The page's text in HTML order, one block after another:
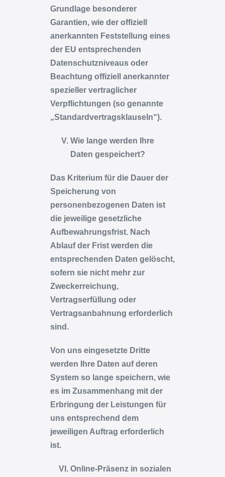
Grundlage besonderer
Garantien, wie der offiziell
anerkannten Feststellung eines
der EU entsprechenden
Datenschutzniveaus oder
Beachtung offiziell anerkannter
spezieller vertraglicher
Verpflichtungen (so genannte
„Standardvertragsklauseln“).
Wie lange werden Ihre
Daten gespeichert?
Das Kriterium für die Dauer der
Speicherung von
personenbezogenen Daten ist
die jeweilige gesetzliche
Aufbewahrungsfrist. Nach
Ablauf der Frist werden die
entsprechenden Daten gelöscht,
sofern sie nicht mehr zur
Zweckerreichung,
Vertragserfüllung oder
Vertragsanbahnung erforderlich
sind.
Von uns eingesetzte Dritte
werden Ihre Daten auf deren
System so lange speichern, wie
es im Zusammenhang mit der
Erbringung der Leistungen für
uns entsprechend dem
jeweiligen Auftrag erforderlich
ist.
Online-Präsenz in sozialen